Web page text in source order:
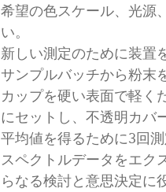
希望の色スケール、光源
い。
新しい測定のために装置
サンプルバッチから粉末
カップを硬い表面で軽く
にセットし、不透明カバ
平均値を得るために3回
スペクトルデータをエク
らなる検討と意思決定に